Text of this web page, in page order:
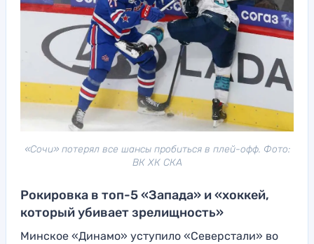
«Сочи» потерял все шансы пробиться в плей-офф. Фото:
ВК ХК СКА
Рокировка в топ-5 «Запада» и «хоккей,
который убивает зрелищность»
Минское «Динамо» уступило «Северстали» во